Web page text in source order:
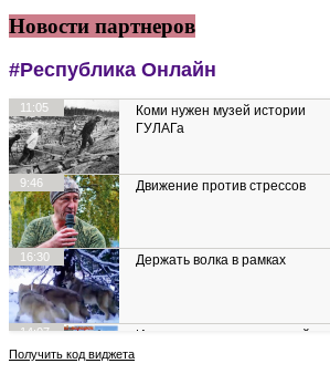
Новости партнеров